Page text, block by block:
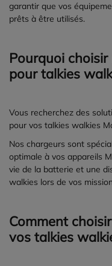
garantir que vos
prêts à être utilisés.
Pourquoi
pour talkies
Vous recherchez des
pour vos talkies walkies
Nos chargeurs sont
optimale à vos appareils
vie de la batterie et une
walkies lors de vos
Comment
vos talkies